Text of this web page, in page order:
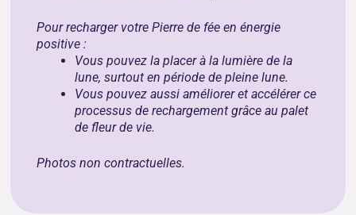
Pour recharger votre Pierre de fée en énergie
positive :
Vous pouvez la placer à la lumière de la
lune, surtout en période de pleine lune.
Vous pouvez aussi améliorer et accélérer ce
processus de rechargement grâce aupalet
de fleur de vie.
Photos non contractuelles.